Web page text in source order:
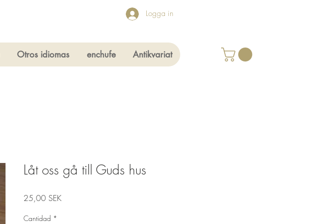
Logga in
Otros idiomas enchufe Antikvariat
Låt oss gå till Guds hus
25,00 SEKPrecio
Cantidad *